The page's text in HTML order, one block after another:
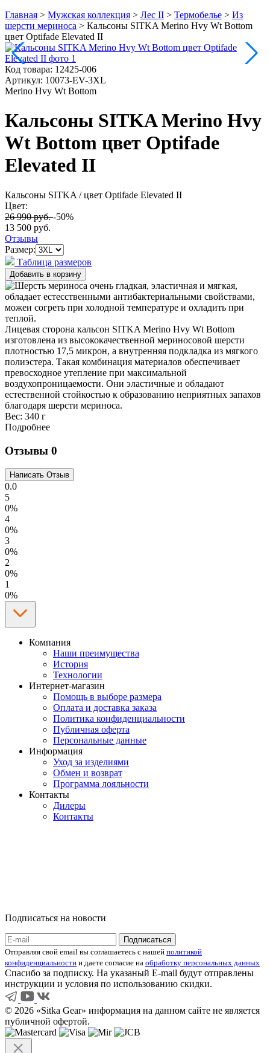
Главная > Мужская коллекция > Лес II > Термобелье > Из
шерсти мериноса > Кальсоны SITKA Merino Hvy Wt Bottom
цвет Optifade Elevated II
Код товара: 12425-006
Артикул: 10073-EV-3XL
Merino Hvy Wt Bottom
Кальсоны SITKA Merino Hvy
Wt Bottom цвет Optifade
Elevated II
Кальсоны SITKA / цвет Optifade Elevated II
Цвет:
26 990 руб.-50%
13 500 руб.
Отзывы
Размер:
Таблица размеров
Лицевая сторона кальсон SITKA Merino Hvy Wt Bottom
изготовлена из высококачественной мериносовой шерсти
плотностью 17,5 микрон, а внутренняя подкладка из мягкого
полиэстера. Такая комбинация материалов обеспечивает
превосходное утепление при максимальной
воздухопроницаемости. Они эластичные и обладают
естественной стойкостью к образованию неприятных запахов
благодаря шерсти мериноса.
Вес: 340 г
Подробнее
Отзывы 0
0.0
5
0%
4
0%
3
0%
2
0%
1
0%
Компания
Наши преимущества
История
Технологии
Интернет-магазин
Помощь в выборе размера
Оплата и доставка заказа
Политика конфиденциальности
Публичная оферта
Персональные данные
Информация
Уход за изделиями
Обмен и возврат
Программа лояльности
Контакты
Дилеры
Контакты
Подписаться на новости
Отправляя свой email вы соглашаетесь с нашей политикой
конфиденциальности и даете согласие на обработку персональных данных
Спасибо за подписку. На указаный E-mail будут отправлены
инструкции и условия по использованию скидки.
© 2026 «Sitka Gear» информация на данном сайте не является
публичной офертой.